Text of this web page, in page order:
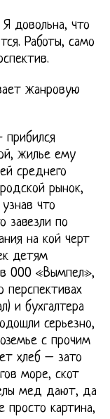
довольна, что
Работы, само
жанровую
жилье ему
среднего
рынок,
что
завезли по
на кой черт
детям
в ООО «Вымпел»,
перспективах
и бухгалтера
серьезно,
с прочим
хлеб – зато
море, скот
мед дают, да
просто картина,